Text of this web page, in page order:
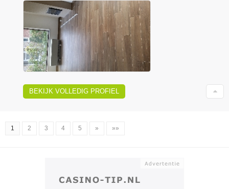
BEKIJK VOLLEDIG PROFIEL
1 2 3 4 5 » »»